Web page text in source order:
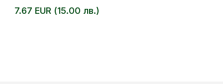
7.67 EUR (15.00 лв.)